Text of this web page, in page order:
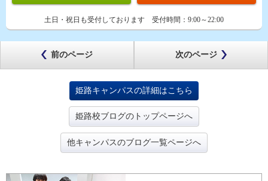
土日・祝日も受付しております 受付時間： 9:00～22:00
前のページ 次のページ
姫路キャンパスの詳細はこちら
姫路校ブログのトップページへ
他キャンパスのブログ一覧ページへ